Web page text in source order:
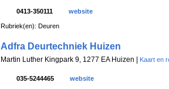
0413-350111 website
Rubriek(en): Deuren
Adfra Deurtechniek Huizen
Martin Luther Kingpark 9, 1277 EA Huizen | Kaart en
035-5244465 website